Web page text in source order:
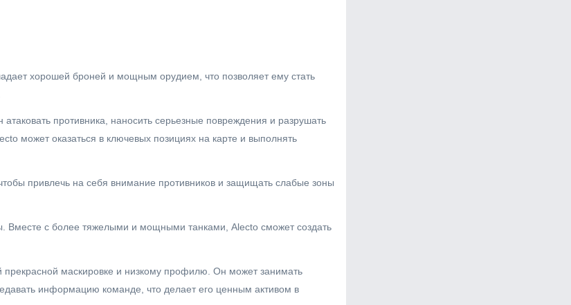
хорошей броней и мощным орудием, что позволяет ему стать
противника, наносить серьезные повреждения и разрушать
может оказаться в ключевых позициях на карте и выполнять
привлечь на себя внимание противников и защищать слабые зоны
Вместе с более тяжелыми и мощными танками, Alecto сможет создать
прекрасной маскировке и низкому профилю. Он может занимать
информацию команде, что делает его ценным активом в